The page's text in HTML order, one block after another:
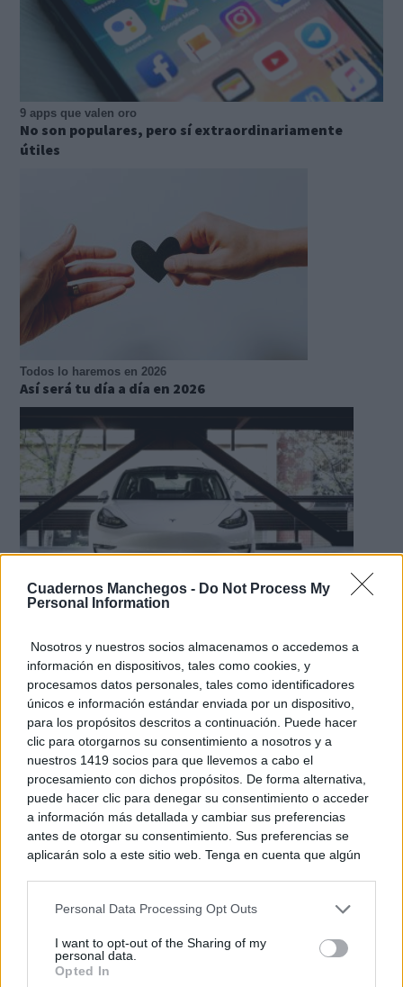
Cuadernos Manchegos - Do Not Process My
Personal Information
Nosotros y nuestros socios almacenamos o accedemos a
información en dispositivos, tales como cookies, y
procesamos datos personales, tales como identificadores
únicos e información estándar enviada por un dispositivo,
para los propósitos descritos a continuación. Puede hacer
clic para otorgarnos su consentimiento a nosotros y a
nuestros 1419 socios para que llevemos a cabo el
procesamiento con dichos propósitos. De forma alternativa,
puede hacer clic para denegar su consentimiento o acceder
a información más detallada y cambiar sus preferencias
antes de otorgar su consentimiento. Sus preferencias se
aplicarán solo a este sitio web. Tenga en cuenta que algún
rechazar tal procesamiento. Puede cambiar sus preferencias
a este sitio y haciendo clic en el botón "Privacidad" en la
parte inferior de la página web.
Personal Data Processing Opt Outs
I want to opt-out of the Sharing of my
personal data.
Opted In
9 apps que valen oro
No son populares, pero sí extraordinariamente
útiles
Todos lo haremos en 2026
Así será tu día a día en 2026
Un salón sobre ruedas
¿Y si tu lugar favorito de la casa fuera… tu Tesla?
Costumbres que rompen todos los esquemas